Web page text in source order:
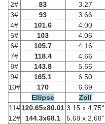
2#
83 3.27
3#
93 3.66
4#
101.6 4.00
5#
103 4.06
6#
105.7 4.16
7#
118.4 4.66
8#
143.8 5.66
9#
165.1 6.50
10#
170 6.69
Ellipse
Zoll
11# 120.65x80.01 3.15 x 4,75"
12#
144.3x68.1 5.68 x 2,68"